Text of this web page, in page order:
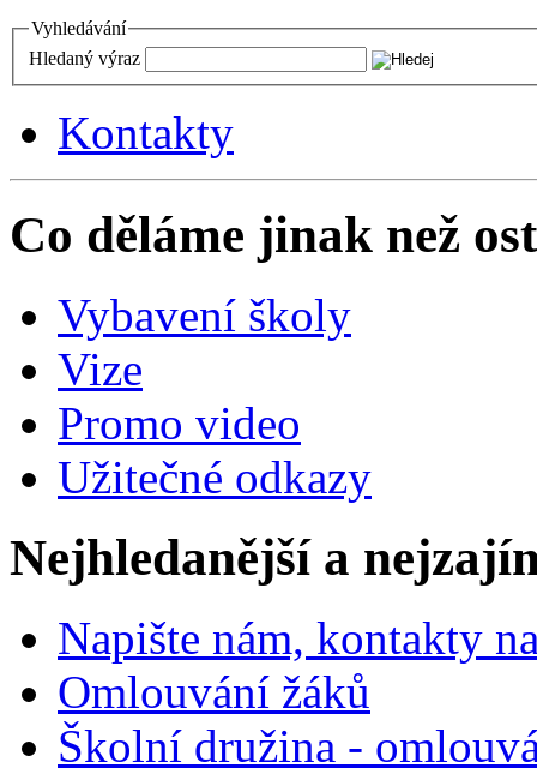
Vyhledávání
Hledaný výraz
Kontakty
Co děláme jinak než
Vybavení školy
Vize
Promo video
Užitečné odkazy
Nejhledanější a
Napište nám, kontakty
Omlouvání žáků
Školní družina -